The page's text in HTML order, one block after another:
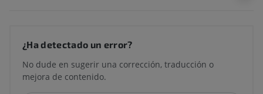
¿Ha detectado un error?
No dude en sugerir una corrección, traducción o
mejora de contenido.